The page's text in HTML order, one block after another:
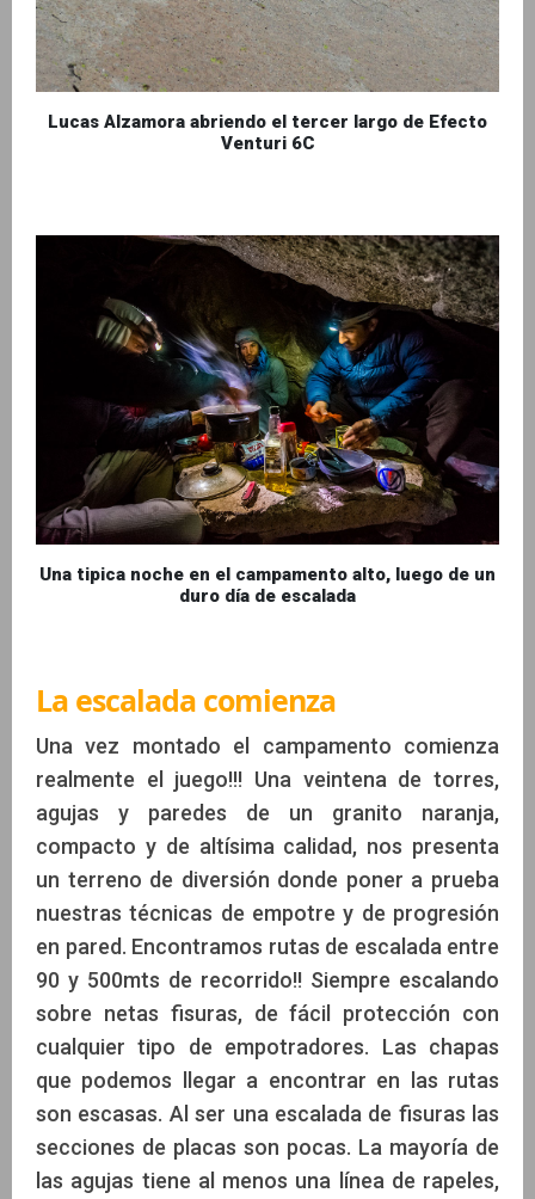
Lucas Alzamora abriendo el tercer largo de Efecto
Venturi 6C
Una tipica noche en el campamento alto, luego de un
duro día de escalada
La escalada comienza
Una vez montado el campamento comienza
realmente el juego!!! Una veintena de torres,
agujas y paredes de un granito naranja,
compacto y de altísima calidad, nos presenta
un terreno de diversión donde poner a prueba
nuestras técnicas de empotre y de progresión
en pared. Encontramos rutas de escalada entre
90 y 500mts de recorrido!! Siempre escalando
sobre netas fisuras, de fácil protección con
cualquier tipo de empotradores. Las chapas
que podemos llegar a encontrar en las rutas
son escasas. Al ser una escalada de fisuras las
secciones de placas son pocas. La mayoría de
las agujas tiene al menos una línea de rapeles,